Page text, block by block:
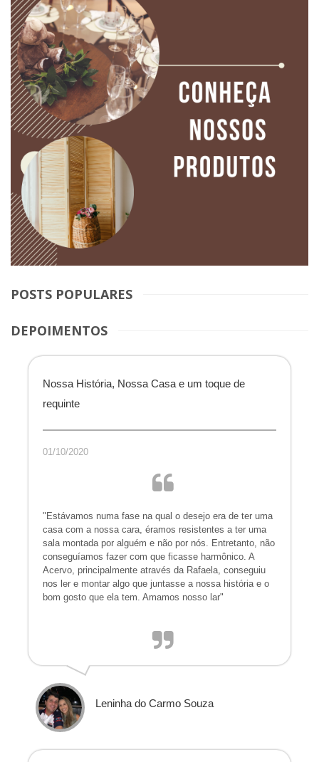
POSTS POPULARES
DEPOIMENTOS
Nossa História, Nossa Casa e um toque de
requinte
01/10/2020
"Estávamos numa fase na qual o desejo era de ter uma
casa com a nossa cara, éramos resistentes a ter uma
sala montada por alguém e não por nós. Entretanto, não
conseguíamos fazer com que ficasse harmônico. A
Acervo, principalmente através da Rafaela, conseguiu
nos ler e montar algo que juntasse a nossa história e o
bom gosto que ela tem. Amamos nosso lar"
Leninha do Carmo Souza